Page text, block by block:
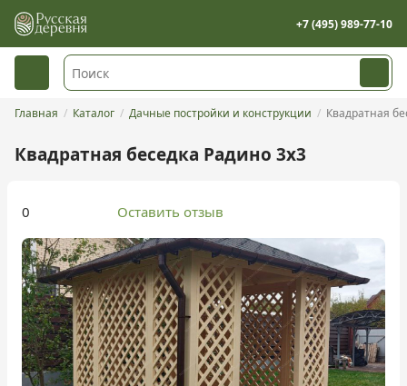
+7 (495) 989-77-10
Главная Каталог Дачные постройки и конструкции Квадратная
Квадратная беседка Радино 3х3
0 Оставить отзыв